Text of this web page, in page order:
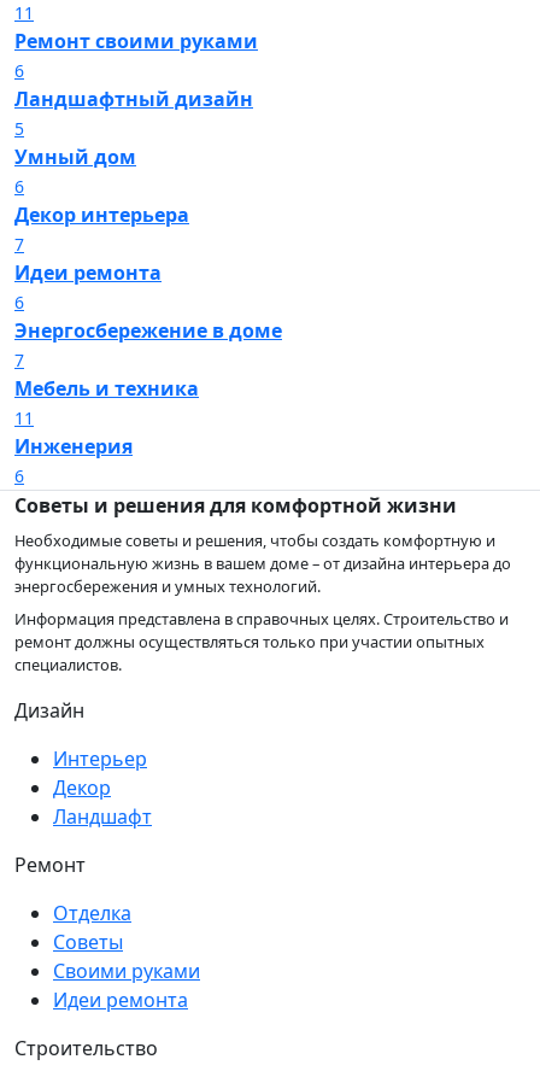
11
Ремонт своими руками
6
Ландшафтный дизайн
5
Умный дом
6
Декор интерьера
7
Идеи ремонта
6
Энергосбережение в доме
7
Мебель и техника
11
Инженерия
6
Советы и решения для комфортной жизни
Необходимые советы и решения, чтобы создать комфортную и
функциональную жизнь в вашем доме – от дизайна интерьера до
энергосбережения и умных технологий.
Информация представлена в справочных целях. Строительство и
ремонт должны осуществляться только при участии опытных
специалистов.
Дизайн
Интерьер
Декор
Ландшафт
Ремонт
Отделка
Советы
Своими руками
Идеи ремонта
Строительство